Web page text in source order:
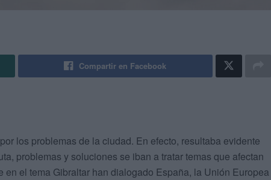
Compartir en Facebook
los problemas de la ciudad. En efecto, resultaba evidente
problemas y soluciones se iban a tratar temas que afectan
en el tema Gibraltar han dialogado España, la Unión Europea